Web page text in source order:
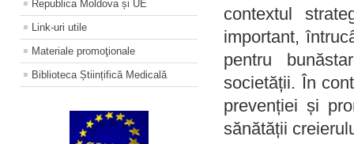
Republica Moldova și UE
Link-uri utile
Materiale promoţionale
Biblioteca Științifică Medicală
contextul
important,
pentru
societății. În
prevenției și
sănătății